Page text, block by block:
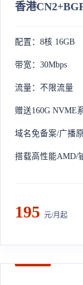
香港
配置：8核 16GB
带宽：30Mbps
流量：不限流量
赠送160G NVME
域名免备案/广播
搭载高性能AMD/
195 元/月起